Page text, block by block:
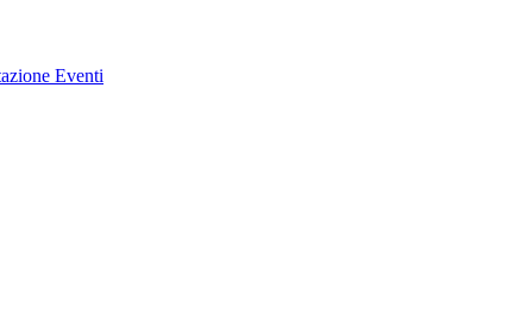
Eventi